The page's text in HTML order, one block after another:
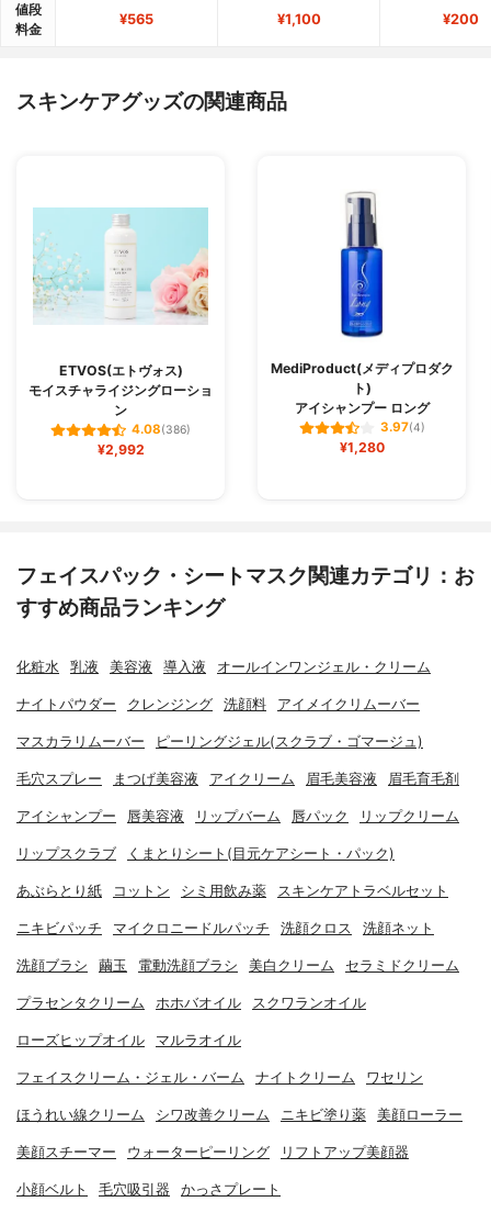
値段
料金
¥565 ¥1,100 ¥200
スキンケアグッズの関連商品
ETVOS(エトヴォス)
モイスチャライジングローショ
ン
4.08(386)
¥2,992
MediProduct(メディプロダク
ト)
アイシャンプー ロング
3.97(4)
¥1,280
フェイスパック・シートマスク関連カテゴリ：お
すすめ商品ランキング
化粧水 乳液 美容液 導入液 オールインワンジェル・クリーム
ナイトパウダー クレンジング 洗顔料 アイメイクリムーバー
マスカラリムーバー ピーリングジェル(スクラブ・ゴマージュ)
毛穴スプレー まつげ美容液 アイクリーム 眉毛美容液 眉毛育毛剤
アイシャンプー 唇美容液 リップバーム 唇パック リップクリーム
リップスクラブ くまとりシート(目元ケアシート・パック)
あぶらとり紙 コットン シミ用飲み薬 スキンケアトラベルセット
ニキビパッチ マイクロニードルパッチ 洗顔クロス 洗顔ネット
洗顔ブラシ 繭玉 電動洗顔ブラシ 美白クリーム セラミドクリーム
プラセンタクリーム ホホバオイル スクワランオイル
ローズヒップオイル マルラオイル
フェイスクリーム・ジェル・バーム ナイトクリーム ワセリン
ほうれい線クリーム シワ改善クリーム ニキビ塗り薬 美顔ローラー
美顔スチーマー ウォーターピーリング リフトアップ美顔器
小顔ベルト 毛穴吸引器 かっさプレート